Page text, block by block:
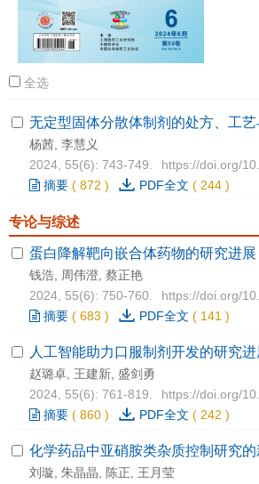
全选
无定型固体分散体制剂的处方、工
杨茜, 李慧义
2024, 55(6): 743-749.
https://doi.org/
摘要 ( 872 ) PDF全文 ( 244 )
专论与综述
蛋白降解靶向嵌合体药物的研究进展
钱浩, 周伟澄, 蔡正艳
2024, 55(6): 750-760.
https://doi.org/
摘要 ( 683 ) PDF全文 ( 141 )
人工智能助力口服制剂开发的研究进
赵璐卓, 王建新, 盛剑勇
2024, 55(6): 761-819.
https://doi.org/
摘要 ( 860 ) PDF全文 ( 242 )
化学药品中亚硝胺类杂质控制研究的
刘璇, 朱晶晶, 陈正, 王月莹